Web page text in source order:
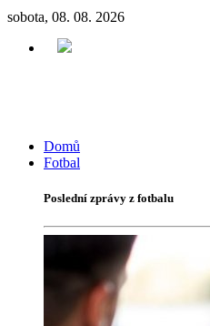
sobota, 08. 08. 2026
Domů
Fotbal
Poslední zprávy z fotbalu